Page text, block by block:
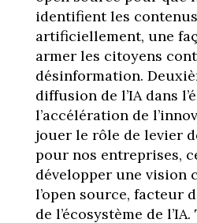
identifient les
artificiellement, une
armer les citoyens
désinformation.
diffusion de l’IA dans
l’accélération de
jouer le rôle de levier
pour nos entreprises,
développer une vision
l’open source, facteur
de l’écosystème de